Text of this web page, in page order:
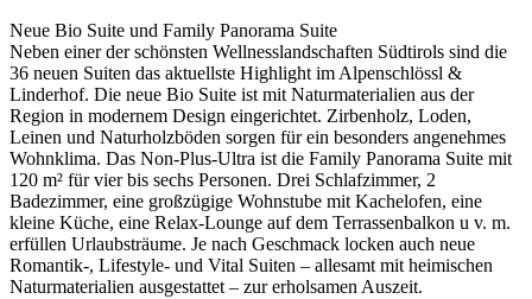
Neue Bio Suite und Family Panorama Suite
Neben einer der schönsten Wellnesslandschaften Südtirols sind die
36 neuen Suiten das aktuellste Highlight im Alpenschlössl &
Linderhof. Die neue Bio Suite ist mit Naturmaterialien aus der
Region in modernem Design eingerichtet. Zirbenholz, Loden,
Leinen und Naturholzböden sorgen für ein besonders angenehmes
Wohnklima. Das Non-Plus-Ultra ist die Family Panorama Suite mit
120 m² für vier bis sechs Personen. Drei Schlafzimmer, 2
Badezimmer, eine großzügige Wohnstube mit Kachelofen, eine
kleine Küche, eine Relax-Lounge auf dem Terrassenbalkon u v. m.
erfüllen Urlaubsträume. Je nach Geschmack locken auch neue
Romantik-, Lifestyle- und Vital Suiten – allesamt mit heimischen
Naturmaterialien ausgestattet – zur erholsamen Auszeit.